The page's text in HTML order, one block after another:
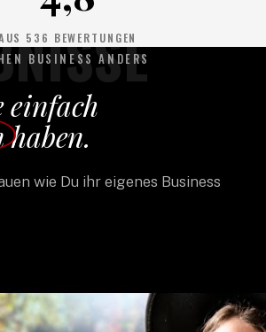
536 BEWERTUNGEN
BUSINESS ANDERS
einfach
haben.
wie Du ihr eigenes Business